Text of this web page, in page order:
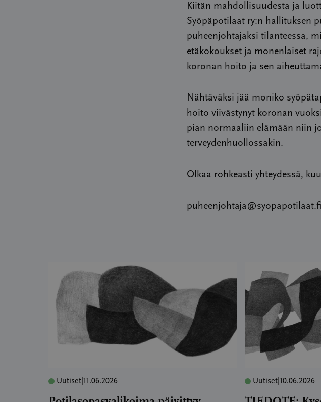
Kiitän mahdollisuudesta ja
Syöpäpotilaat ry:n hallituksen
puheenjohtajaksi tilanteessa,
etäkokoukset ja monenlaiset
koronan hoito ja sen
Nähtäväksi jää moniko
hoito viivästynyt koronan
pian normaaliin elämään niin
terveydenhuollossakin.
Olkaa rohkeasti yhteydessä,
puheenjohtaja@syopapotilaat.fi
Uutiset 11.06.2026 Uutiset 10.06.2026